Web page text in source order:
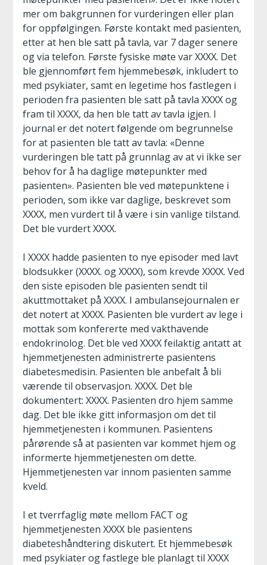
mer om bakgrunnen for vurderingen eller plan
for oppfølgingen. Første kontakt med pasienten,
etter at hen ble satt på tavla, var 7 dager senere
og via telefon. Første fysiske møte var XXXX. Det
ble gjennomført fem hjemmebesøk, inkludert to
med psykiater, samt en legetime hos fastlegen i
perioden fra pasienten ble satt på tavla XXXX og
fram til XXXX, da hen ble tatt av tavla igjen. I
journal er det notert følgende om begrunnelse
for at pasienten ble tatt av tavla: «Denne
vurderingen ble tatt på grunnlag av at vi ikke ser
behov for å ha daglige møtepunkter med
pasienten». Pasienten ble ved møtepunktene i
perioden, som ikke var daglige, beskrevet som
XXXX, men vurdert til å være i sin vanlige tilstand.
Det ble vurdert XXXX.
I XXXX hadde pasienten to nye episoder med lavt
blodsukker (XXXX. og XXXX), som krevde XXXX. Ved
den siste episoden ble pasienten sendt til
akuttmottaket på XXXX. I ambulansejournalen er
det notert at XXXX. Pasienten ble vurdert av lege i
mottak som konfererte med vakthavende
endokrinolog. Det ble ved XXXX feilaktig antatt at
hjemmetjenesten administrerte pasientens
diabetesmedisin. Pasienten ble anbefalt å bli
værende til observasjon. XXXX. Det ble
dokumentert: XXXX. Pasienten dro hjem samme
dag. Det ble ikke gitt informasjon om det til
hjemmetjenesten i kommunen. Pasientens
pårørende så at pasienten var kommet hjem og
informerte hjemmetjenesten om dette.
Hjemmetjenesten var innom pasienten samme
kveld.
I et tverrfaglig møte mellom FACT og
hjemmetjenesten XXXX ble pasientens
diabeteshåndtering diskutert. Et hjemmebesøk
med psykiater og fastlege ble planlagt til XXXX